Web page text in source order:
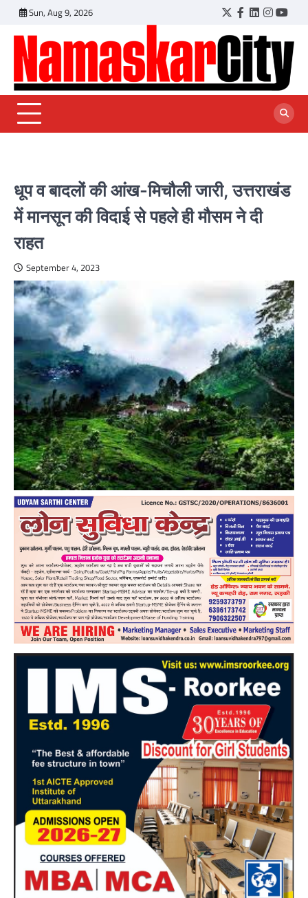
content
Sun, Aug 9, 2026 Twitter
Facebook
LinkedIn
धूप व बादलों की आंख-मिचौली जारी, उत्तराखंड
में मानसून की विदाई से पहले ही मौसम ने दी
राहत
September 4, 2023